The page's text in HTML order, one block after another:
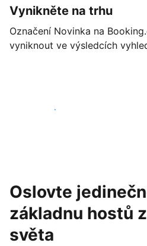
Vynikněte na trhu
Označení Novinka na
vyniknout ve výsledcích
Začít ještě dnes
Oslovte
základnu hostů
světa